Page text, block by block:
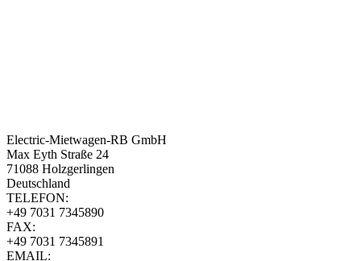
Electric-Mietwagen-RB GmbH
Max Eyth Straße 24
71088 Holzgerlingen
Deutschland
TELEFON:
+49 7031 7345890
FAX:
+49 7031 7345891
EMAIL: